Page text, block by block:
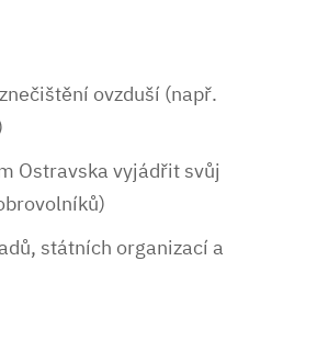
ovzduší (např.
Ostravska vyjádřit svůj
státních organizací a